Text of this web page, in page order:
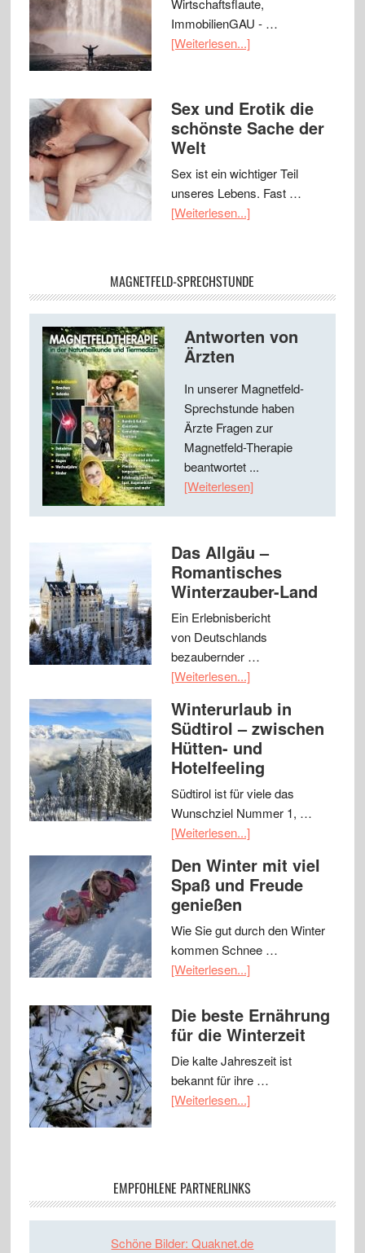
Wirtschaftsflaute,
ImmobilienGAU - …
[Weiterlesen...]
Sex und Erotik die
schönste Sache der
Welt
Sex ist ein wichtiger Teil
unseres Lebens. Fast …
[Weiterlesen...]
MAGNETFELD-SPRECHSTUNDE
Antworten von
Ärzten
In unserer Magnetfeld-
Sprechstunde haben
Ärzte Fragen zur
Magnetfeld-Therapie
beantwortet ...
[Weiterlesen]
Das Allgäu –
Romantisches
Winterzauber-Land
Ein Erlebnisbericht
von Deutschlands
bezaubernder …
[Weiterlesen...]
Winterurlaub in
Südtirol – zwischen
Hütten- und
Hotelfeeling
Südtirol ist für viele das
Wunschziel Nummer 1, …
[Weiterlesen...]
Den Winter mit viel
Spaß und Freude
genießen
Wie Sie gut durch den Winter
kommen Schnee …
[Weiterlesen...]
Die beste Ernährung
für die Winterzeit
Die kalte Jahreszeit ist
bekannt für ihre …
[Weiterlesen...]
EMPFOHLENE PARTNERLINKS
Schöne Bilder: Quaknet.de